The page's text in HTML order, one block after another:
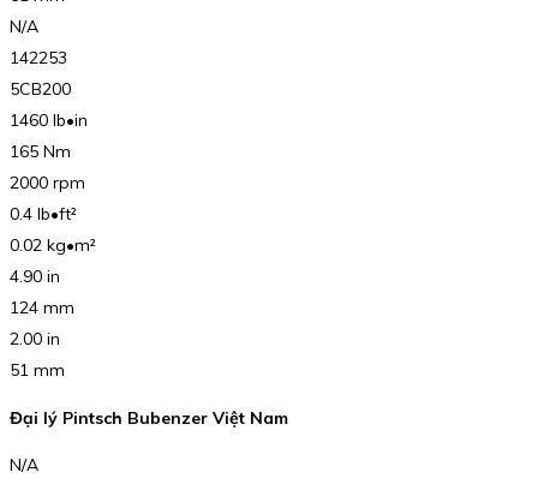
N/A
142253
5CB200
1460 lb•in
165 Nm
2000 rpm
0.4 lb•ft²
0.02 kg•m²
4.90 in
124 mm
2.00 in
51 mm
Đại lý Pintsch Bubenzer Việt Nam
N/A